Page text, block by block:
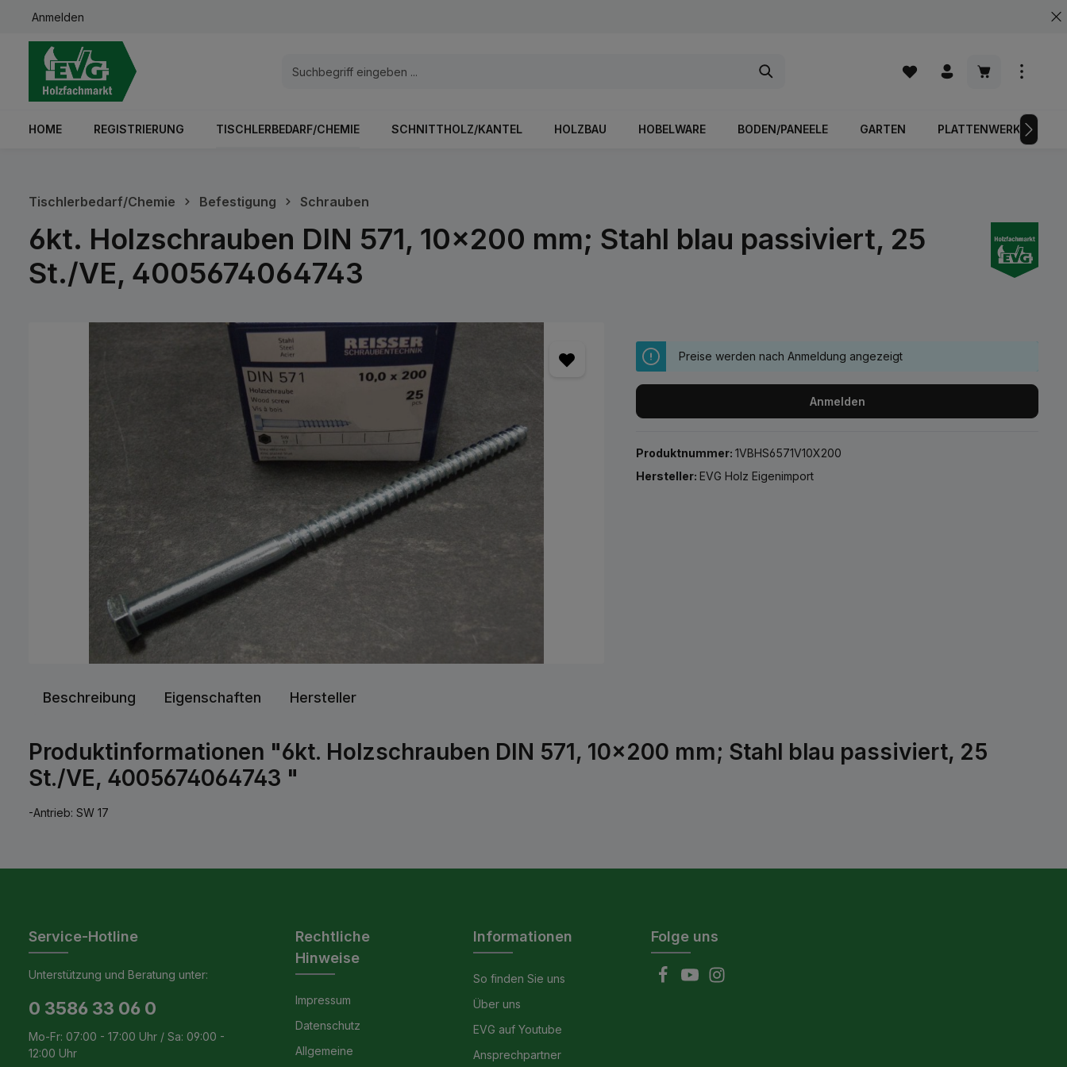
Zur Hauptnavigation springen
Anmelden
Warenkorb
HOME REGISTRIERUNG TISCHLERBEDARF/CHEMIE SCHNITTHOLZ/KANTEL HOLZBAU HOBELWARE BODEN/PANEELE GARTEN PLATTENWERKSTOFFE
Tischlerbedarf/Chemie Befestigung Schrauben
6kt. Holzschrauben DIN 571, 10x200 mm; Stahl blau passiviert, 25
St./VE, 4005674064743
Preise werden nach Anmeldung angezeigt
Anmelden
Produktnummer:1VBHS6571V10X200
Hersteller:EVG Holz Eigenimport
Beschreibung Eigenschaften Hersteller
Produktinformationen "6kt. Holzschrauben DIN 571, 10x200 mm; Stahl blau passiviert, 25
St./VE, 4005674064743 "
-Antrieb: SW 17
Service-Hotline
Unterstützung und Beratung unter:
0 3586 33 06 0
Mo-Fr: 07:00 - 17:00 Uhr / Sa: 09:00 -
12:00 Uhr
Rechtliche
Hinweise
Impressum
Datenschutz
Allgemeine
Informationen
So finden Sie uns
Über uns
EVG auf Youtube
Ansprechpartner
Folge uns